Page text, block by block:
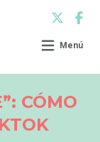
Menú
CÓMO